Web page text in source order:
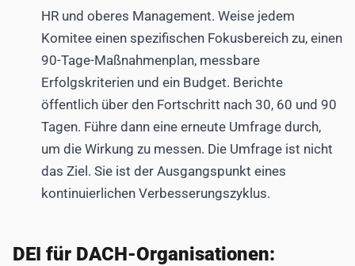
HR und oberes Management. Weise jedem
Komitee einen spezifischen Fokusbereich zu, einen
90-Tage-Maßnahmenplan, messbare
Erfolgskriterien und ein Budget. Berichte
öffentlich über den Fortschritt nach 30, 60 und 90
Tagen. Führe dann eine erneute Umfrage durch,
um die Wirkung zu messen. Die Umfrage ist nicht
das Ziel. Sie ist der Ausgangspunkt eines
kontinuierlichen Verbesserungszyklus.
DEI für DACH-Organisationen: